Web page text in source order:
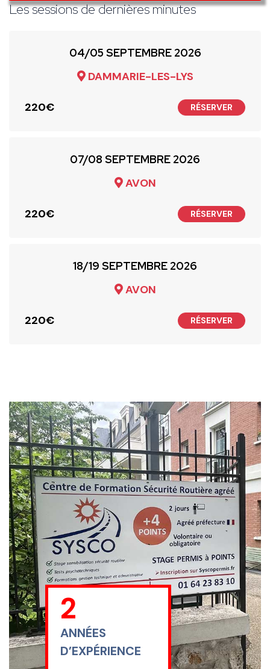
Les sessions de dernières minutes
04/05 SEPTEMBRE 2026
DAMMARIE-LES-LYS
220€ RÉSERVER
07/08 SEPTEMBRE 2026
AVON
220€ RÉSERVER
18/19 SEPTEMBRE 2026
AVON
220€ RÉSERVER
17
ANNÉES
D’EXPÉRIENCE